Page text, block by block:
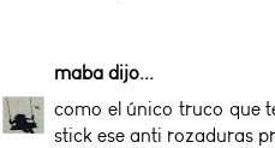
maba dijo...
como el único truco que
stick ese anti rozaduras